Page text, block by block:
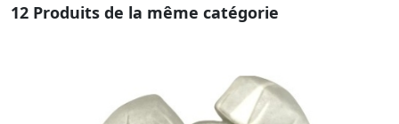
12 Produits de la même catégorie